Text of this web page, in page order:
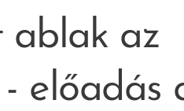
ablak az
előadás